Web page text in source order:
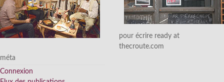
méta
Connexion
pour écrire ready at
thecroute.com